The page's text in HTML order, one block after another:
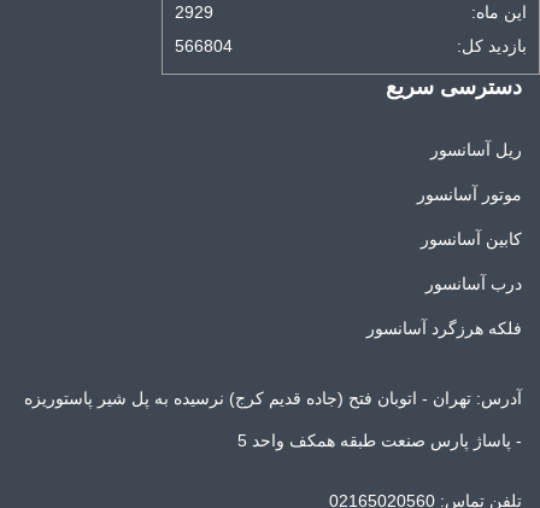
این ماه:
2929
بازدید کل:
566804
دسترسی سریع
ریل آسانسور
موتور آسانسور
کابین آسانسور
درب آسانسور
فلکه هرزگرد آسانسور
آدرس: تهران - اتوبان فتح (جاده قدیم کرج) نرسیده به پل شیر پاستوریزه
- پاساژ پارس صنعت طبقه همکف واحد 5
تلفن تماس: 02165020560